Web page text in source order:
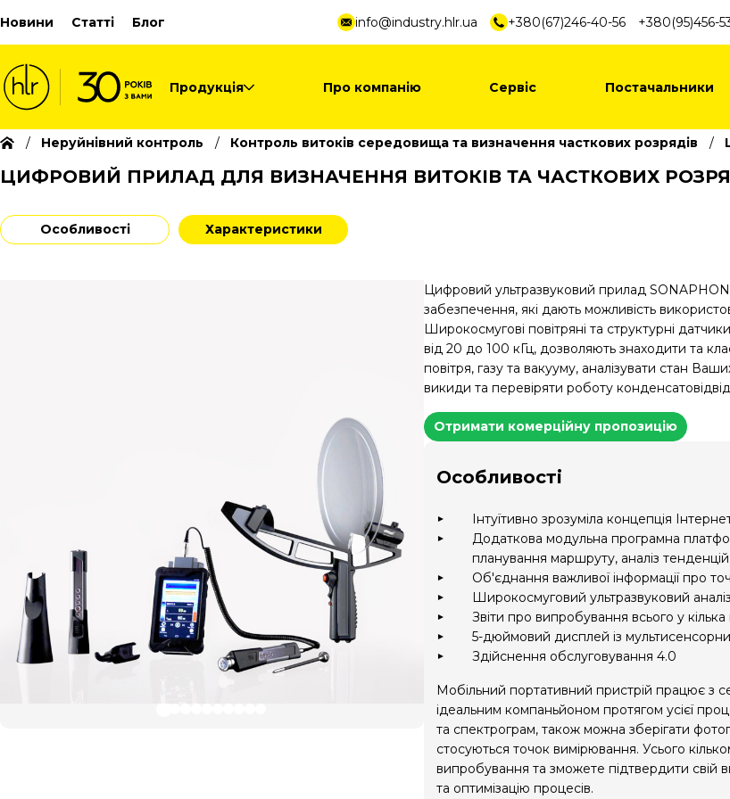
Новини Статті Блог info@industry.hlr.ua +380(67)246-40-56 +380(95)456-
Продукція Про компанію Сервіс Постачальники
Неруйнівний контроль Контроль витоків середовища та визначення часткових розрядів
ЦИФРОВИЙ ПРИЛАД ДЛЯ ВИЗНАЧЕННЯ ВИТОКІВ ТА ЧАСТКОВИХ
Особливості Характеристики
Цифровий ультразвуковий прилад
забезпечення, які дають можливість
Широкосмугові повітряні та структурні
від 20 до 100 кГц, дозволяють знаходити та
повітря, газу та вакууму, аналізувати стан
викиди та перевіряти роботу
Отримати комерційну пропозицію
Особливості
Інтуїтивно зрозуміла концепція
Додаткова модульна програмна
планування маршруту, аналіз тенденцій
Об'єднання важливої інформації про
Широкосмуговий ультразвуковий аналіз
Звіти про випробування всього у кілька
5-дюймовий дисплей із
Здійснення обслуговування 4.0
Мобільний портативний пристрій працює з
ідеальним компаньйоном протягом усієї
та спектрограм, також можна зберігати
стосуються точок вимірювання. Усього
випробування та зможете підтвердити свій
та оптимізацію процесів.